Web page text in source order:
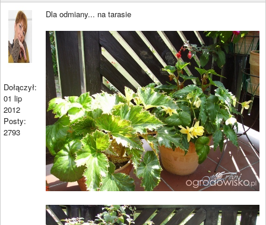
Dołączył:
01 lip
2012
Posty:
2793
Dla odmiany... na tarasie